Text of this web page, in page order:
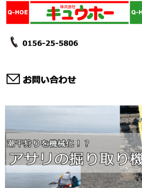
TOP
カタログ・冊子 DL
説明書
製品一覧
会社情報